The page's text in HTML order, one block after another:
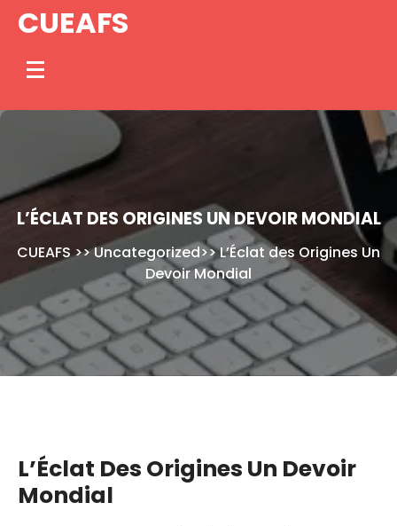
SkipCUEAFS
L’ÉCLAT DES ORIGINES UN DEVOIR MONDIAL
CUEAFS>>Uncategorized>>L’Éclat des Origines Un
Devoir Mondial
L’Éclat Des Origines Un Devoir
Mondial